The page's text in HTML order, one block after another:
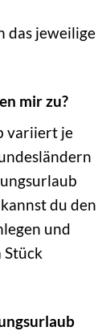
das jeweilige
mir zu?
variiert je
du den
und
Stück